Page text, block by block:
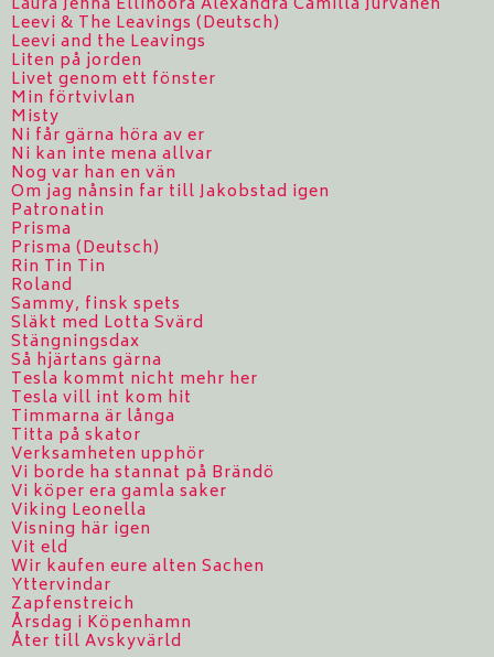
Leevi & The Leavings (Deutsch)
Leevi and the Leavings
Liten på jorden
Livet genom ett fönster
Min förtvivlan
Misty
Ni får gärna höra av er
Ni kan inte mena allvar
Nog var han en vän
Om jag nånsin far till Jakobstad igen
Patronatin
Prisma
Prisma (Deutsch)
Rin Tin Tin
Roland
Sammy, finsk spets
Släkt med Lotta Svärd
Stängningsdax
Så hjärtans gärna
Tesla kommt nicht mehr her
Tesla vill int kom hit
Timmarna är långa
Titta på skator
Verksamheten upphör
Vi borde ha stannat på Brändö
Vi köper era gamla saker
Viking Leonella
Visning här igen
Vit eld
Wir kaufen eure alten Sachen
Yttervindar
Zapfenstreich
Årsdag i Köpenhamn
Åter till Avskyvärld